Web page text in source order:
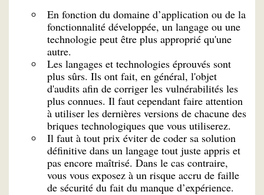
En fonction du domaine d’application ou de la
fonctionnalité développée, un langage ou une
technologie peut être plus approprié qu'une
autre.
Les langages et technologies éprouvés sont
plus sûrs. Ils ont fait, en général, l'objet
d'audits afin de corriger les vulnérabilités les
plus connues. Il faut cependant faire attention
à utiliser les dernières versions de chacune des
briques technologiques que vous utiliserez.
Il faut à tout prix éviter de coder sa solution
définitive dans un langage tout juste appris et
pas encore maîtrisé. Dans le cas contraire,
vous vous exposez à un risque accru de faille
de sécurité du fait du manque d’expérience.